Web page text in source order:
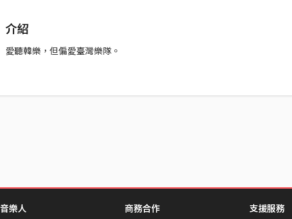
介紹
愛聽韓樂，但偏愛臺灣樂隊。
音樂人 商務合作 支援服務